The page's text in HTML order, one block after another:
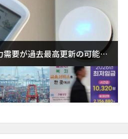
要が過去最高更新の可能性